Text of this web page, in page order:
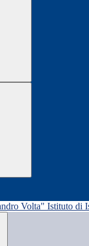
Istituto di